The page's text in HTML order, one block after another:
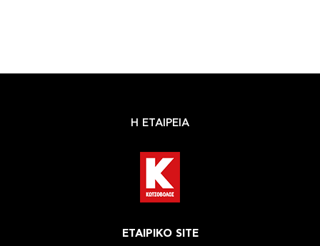
Η ΕΤΑΙΡΕΙΑ
ΕΤΑΙΡΙΚΟ SITE